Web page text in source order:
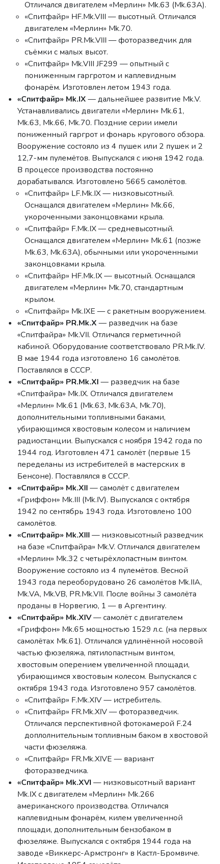
Отличался двигателем «Мерлин» Mk.63 (Mk.63A).
«Спитфайр» HF.Mk.VIII — высотный. Отличался
двигателем «Мерлин» Mk.70.
«Спитфайр» PR.Mk.VIII — фоторазведчик для
съёмки с малых высот.
«Спитфайр» Mk.VIII JF299 — опытный с
пониженным гаргротом и каплевидным
фонарём. Изготовлен летом 1943 года.
«Спитфайр» Mk.IX — дальнейшее развитие Mk.V.
Устанавливались двигатели «Мерлин» Mk.61,
Mk.63, Mk.66, Mk.70. Поздние серии имели
пониженный гаргрот и фонарь кругового обзора.
Вооружение состояло из 4 пушек или 2 пушек и 2
12,7-мм пулемётов. Выпускался с июня 1942 года.
В процессе производства постоянно
дорабатывался. Изготовлено 5665 самолётов.
«Спитфайр» LF.Mk.IX — низковысотный.
Оснащался двигателем «Мерлин» Mk.66,
укороченными законцовками крыла.
«Спитфайр» F.Mk.IX — средневысотный.
Оснащался двигателем «Мерлин» Mk.61 (позже
Mk.63, Mk.63A), обычными или укороченными
законцовками крыла.
«Спитфайр» HF.Mk.IX — высотный. Оснащался
двигателем «Мерлин» Mk.70, стандартным
крылом.
«Спитфайр» Mk.IXE — с ракетным вооружением.
«Спитфайр» PR.Mk.X — разведчик на базе
«Спитфайра» Mk.VII. Отличался герметичной
кабиной. Оборудование соответствовало PR.Mk.IV.
В мае 1944 года изготовлено 16 самолётов.
Поставлялся в СССР.
«Спитфайр» PR.Mk.XI — разведчик на базе
«Спитфайра» Mk.IX. Отличался двигателем
«Мерлин» Mk.61 (Mk.63, Mk.63A, Mk.70),
дополнительными топливными баками,
убирающимся хвостовым колесом и наличием
радиостанции. Выпускался с ноября 1942 года по
1944 год. Изготовлен 471 самолёт (первые 15
переделаны из истребителей в мастерских в
Бенсоне). Поставлялся в СССР.
«Спитфайр» Mk.XII — самолёт с двигателем
«Гриффон» Mk.III (Mk.IV). Выпускался с октября
1942 по сентябрь 1943 года. Изготовлено 100
самолётов.
«Спитфайр» Mk.XIII — низковысотный разведчик
на базе «Спитфайра» Mk.V. Отличался двигателем
«Мерлин» Mk.32 с четырёхлопастным винтом.
Вооружение состояло из 4 пулемётов. Весной
1943 года переоборудовано 26 самолётов Mk.IIA,
Mk.VA, Mk.VB, PR.Mk.VII. После войны 3 самолёта
проданы в Норвегию, 1 — в Аргентину.
«Спитфайр» Mk.XIV— самолёт с двигателем
«Гриффон» Mk.65 мощностью 1529 л.с. (на первых
самолётах Mk.61). Отличался удлинённой носовой
частью фюзеляжа, пятилопастным винтом,
хвостовым оперением увеличенной площади,
убирающимся хвостовым колесом. Выпускался с
октября 1943 года. Изготовлено 957 самолётов.
«Спитфайр» F.Mk.XIV — истребитель.
«Спитфайр» FR.Mk.XIV — фоторазведчик.
Отличался перспективной фотокамерой F.24
доплолнительным топливным баком в хвостовой
части фюзеляжа.
«Спитфайр» FR.Mk.XIVE — вариант
фоторазведчика.
«Спитфайр» Mk.XVI — низковысотный вариант
Mk.IX с двигателем «Мерлин» Mk.266
американского производства. Отличался
каплевидным фонарём, килем увеличенной
площади, дополнительным бензобаком в
фюзеляже. Выпускался с октября 1944 года на
заводе «Виккерс-Армстронг» в Кастл-Бромвиче.